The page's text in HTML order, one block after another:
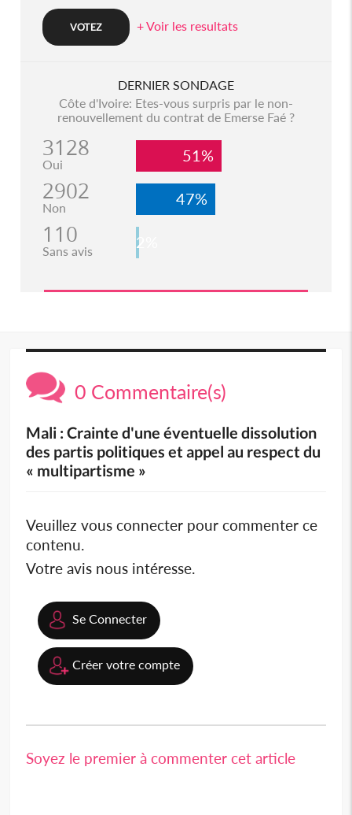
+ Voir les resultats
DERNIER SONDAGE
Côte d'Ivoire: Etes-vous surpris par le non-
renouvellement du contrat de Emerse Faé ?
3128
Oui 51%
2902
Non 47%
110
Sans avis 2%
0 Commentaire(s)
Mali : Crainte d'une éventuelle dissolution
des partis politiques et appel au respect du
« multipartisme »
Veuillez vous connecter pour commenter ce
contenu.
Votre avis nous intéresse.
Se Connecter
Créer votre compte
Soyez le premier à commenter cet article